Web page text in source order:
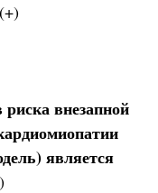
внезапной
является